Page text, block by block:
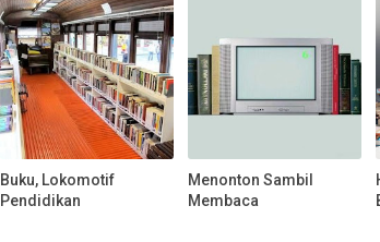
Buku, Lokomotif
Pendidikan
Menonton Sambil
Membaca